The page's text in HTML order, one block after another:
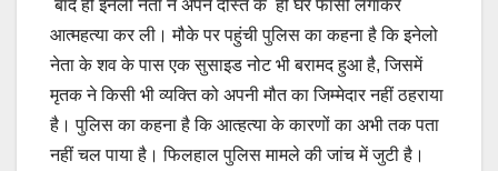
बाद ही इनेलो नेता ने अपने दोस्त के ही घर फांसी लगाकर
आत्महत्या कर ली। मौके पर पहुंची पुलिस का कहना है कि इनेलो
नेता के शव के पास एक सुसाइड नोट भी बरामद हुआ है, जिसमें
मृतक ने किसी भी व्यक्ति को अपनी मौत का जिम्मेदार नहीं ठहराया
है। पुलिस का कहना है कि आत्हत्या के कारणों का अभी तक पता
नहीं चल पाया है। फिलहाल पुलिस मामले की जांच में जुटी है।